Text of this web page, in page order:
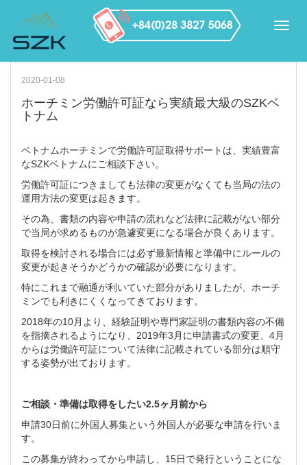
2020-01-08
ホーチミン労働許可証なら実績最大級のSZKベ
トナム
ベトナムホーチミンで労働許可証取得サポートは、実績豊富
なSZKベトナムにご相談下さい。
労働許可証につきましても法律の変更がなくても当局の法の
運用方法の変更は起きます。
その為、書類の内容や申請の流れなど法律に記載がない部分
で当局が求めるものが急遽変更になる場合が良くあります。
取得を検討される場合には必ず最新情報と準備中にルールの
変更が起きそうかどうかの確認が必要になります。
特にこれまで融通が利いていた部分がありましたが、ホーチ
ミンでも利きにくくなってきております。
2018年の10月より、経験証明や専門家証明の書類内容の不備
を指摘されるようになり、2019年3月に申請書式の変更、4月
からは労働許可証について法律に記載されている部分は順守
する姿勢が出ております。
ご相談・準備は取得をしたい2.5ヶ月前から
申請30日前に外国人募集という外国人が必要な申請を行いま
す。
この募集が終わってから申請し、15日で発行ということにな